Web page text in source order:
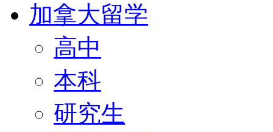
加拿大留学
高中
本科
研究生